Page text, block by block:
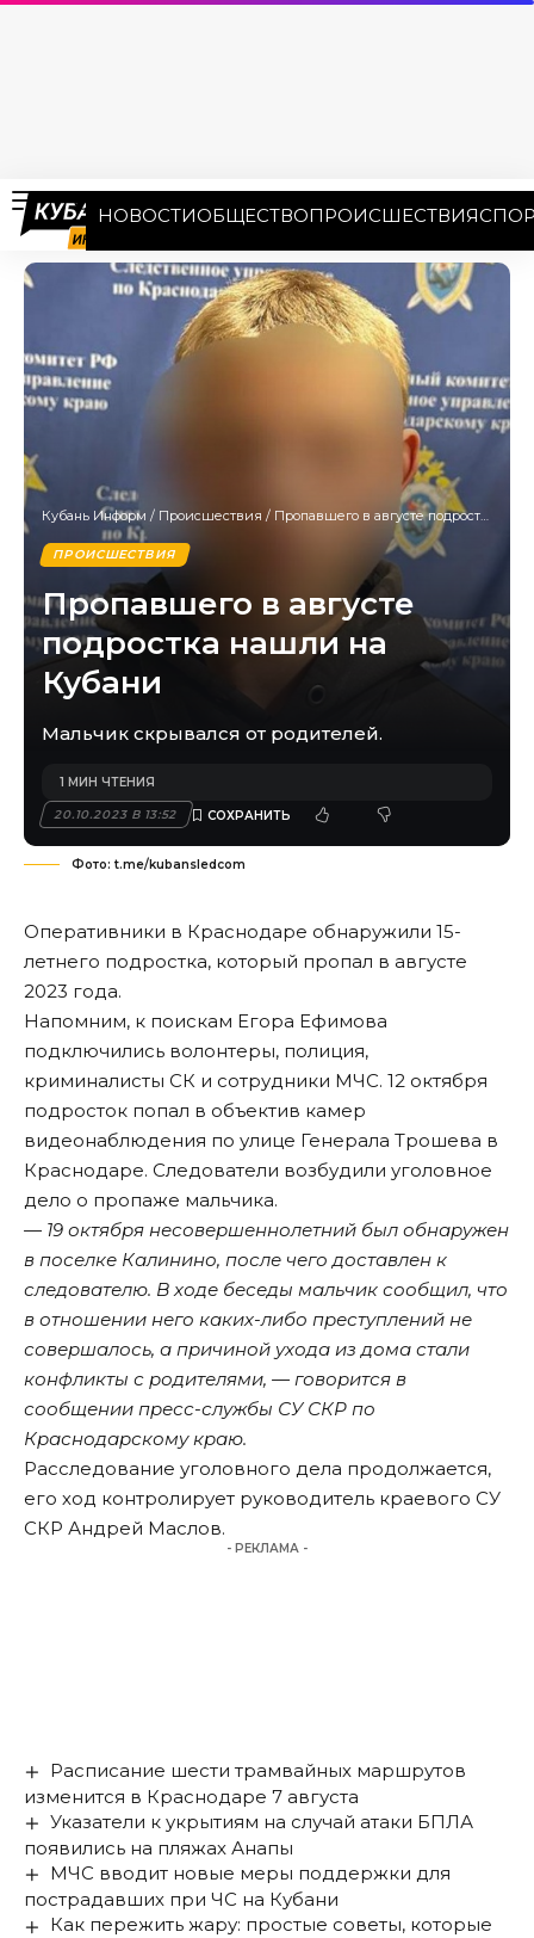
НОВОСТИОБЩЕСТВОПРОИСШЕСТВИЯ
Кубань Информ / Происшествия / Пропавшего в августе подростка нашли на Кубани
ПРОИСШЕСТВИЯ
Пропавшего в августе
подростка нашли на
Кубани
Мальчик скрывался от родителей.
20.10.2023 В 13:52
1 МИН ЧТЕНИЯ
Фото: t.me/kubansledcom
Оперативники в Краснодаре обнаружили 15-
летнего подростка, который пропал в августе
2023 года.
Напомним, к поискам Егора Ефимова
подключились волонтеры, полиция,
криминалисты СК и сотрудники МЧС. 12 октября
подросток попал в объектив камер
видеонаблюдения по улице Генерала Трошева в
Краснодаре. Следователи возбудили уголовное
дело о пропаже мальчика.
— 19 октября несовершеннолетний был обнаружен
в поселке Калинино, после чего доставлен к
следователю. В ходе беседы мальчик сообщил, что
в отношении него каких-либо преступлений не
совершалось, а причиной ухода из дома стали
конфликты с родителями, — говорится в
сообщении пресс-службы СУ СКР по
Краснодарскому краю.
Расследование уголовного дела продолжается,
его ход контролирует руководитель краевого СУ
СКР Андрей Маслов.
- РЕКЛАМА -
Расписание шести трамвайных маршрутов
изменится в Краснодаре 7 августа
Указатели к укрытиям на случай атаки БПЛА
появились на пляжах Анапы
МЧС вводит новые меры поддержки для
пострадавших при ЧС на Кубани
Как пережить жару: простые советы, которые